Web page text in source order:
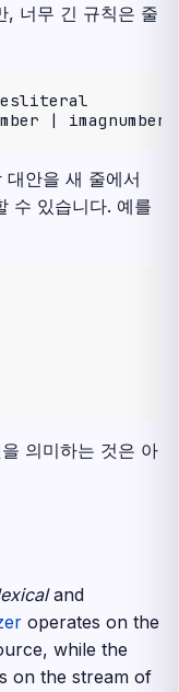
, 너무 긴 규칙은 줄
안을 새 줄에서
수 있습니다. 예를
의미하는 것은 아
and
operates on the
while the
on the stream of